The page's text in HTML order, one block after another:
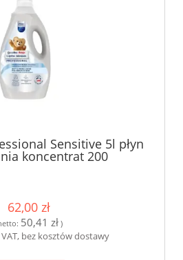
Sensitive 5l płyn
koncentrat 200
62,00 zł
50,41 zł )
bez kosztów dostawy